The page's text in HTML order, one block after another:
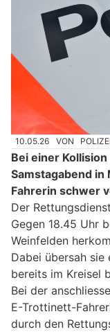
10.05.26 VON
Bei einer
Samstagabend
Fahrerin schwer
Der
Gegen 18.45 Uhr
Weinfelden
Dabei übersah
bereits im Kreisel
Bei der
E-Trottinett-
durch den